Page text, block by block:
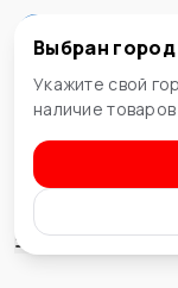
Владивосток
Выбран
Укажите свой
наличие
Теплоизоляция
Напыляемая
Сортировка